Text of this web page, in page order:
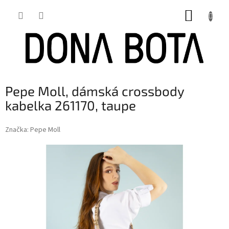
Pepe Moll, dámská crossbody
kabelka 261170, taupe
Značka: Pepe Moll